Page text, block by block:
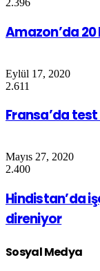
2.396
Amazon’da
Eylül 17, 2020
2.611
Fransa’da
Mayıs 27, 2020
2.400
Hindistan’da
direniyor
Sosyal Medya